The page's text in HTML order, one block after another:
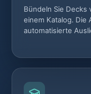
Bündeln Sie Decks
einem Katalog. Die
automatisierte